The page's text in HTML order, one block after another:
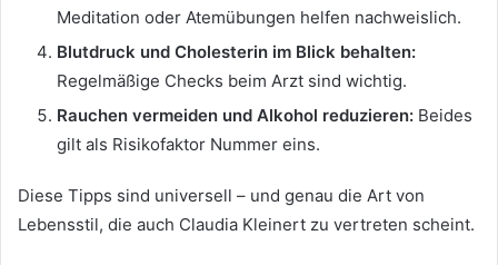
Meditation oder Atemübungen helfen nachweislich.
Blutdruck und Cholesterin im Blick behalten:
Regelmäßige Checks beim Arzt sind wichtig.
Rauchen vermeiden und Alkohol reduzieren: Beides
gilt als Risikofaktor Nummer eins.
Diese Tipps sind universell – und genau die Art von
Lebensstil, die auch Claudia Kleinert zu vertreten scheint.